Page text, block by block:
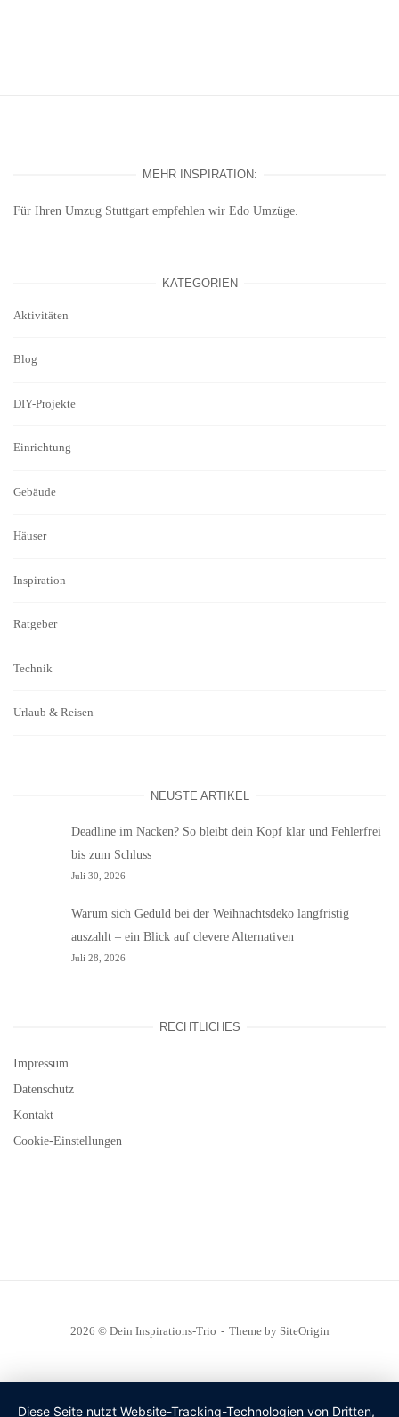
MEHR INSPIRATION:
Für Ihren Umzug Stuttgart empfehlen wir Edo Umzüge.
KATEGORIEN
Aktivitäten
Blog
DIY-Projekte
Einrichtung
Gebäude
Häuser
Inspiration
Ratgeber
Technik
Urlaub & Reisen
NEUSTE ARTIKEL
Deadline im Nacken? So bleibt dein Kopf klar und Fehlerfrei
bis zum Schluss
Juli 30, 2026
Warum sich Geduld bei der Weihnachtsdeko langfristig
auszahlt – ein Blick auf clevere Alternativen
Juli 28, 2026
RECHTLICHES
Impressum
Datenschutz
Kontakt
Cookie-Einstellungen
2026 © Dein Inspirations-Trio Theme by SiteOrigin
Diese Seite nutzt Website-Tracking-Technologien von Dritten,